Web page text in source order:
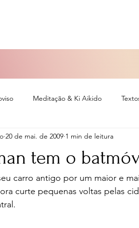
Meditação & Ki Aikido
roteiro
tem o
20 de mai. de 2009 1 min de leitura
carro antigo por um maior e
curte pequenas voltas pelas